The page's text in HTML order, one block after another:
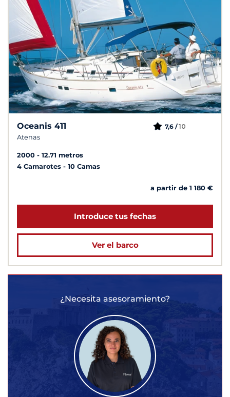
Oceanis 411
Atenas
7,6 /10
2000
12.71 metros
4 Camarotes
10 Camas
a partir de 1 180 €
Introduce tus fechas
Ver el barco
¿Necesita asesoramiento?